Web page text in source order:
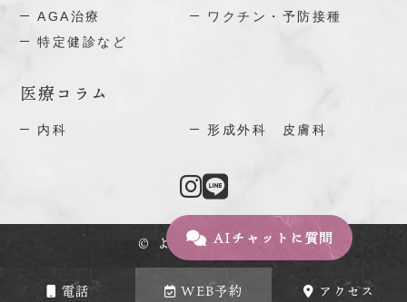
電話 WEB予約 アクセス
AGA治療
ワクチン・予防接種
特定健診など
医療コラム
内科 形成外科 皮膚科
© よこいクリニック